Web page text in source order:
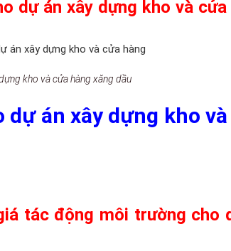
dự án xây dựng kho và cửa
kho và cửa hàng xăng dầu
dự án xây dựng kho
tác động môi trường cho